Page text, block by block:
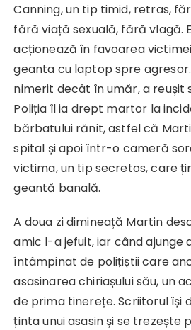
Canning, un tip timid, retras,
fără viață sexuală, fără vlagă.
acționează în favoarea
geanta cu laptop spre
nimerit decât în umăr, a reușit
Poliția îl ia drept martor la
bărbatului rănit, astfel că
spital și apoi într-o cameră
victima, un tip secretos, care
geantă banală.
A doua zi dimineață Martin
amic l-a jefuit, iar când ajunge
întâmpinat de polițiștii care
asasinarea chiriașului său, un
de prima tinerețe. Scriitorul își
ținta unui asasin și se trezește